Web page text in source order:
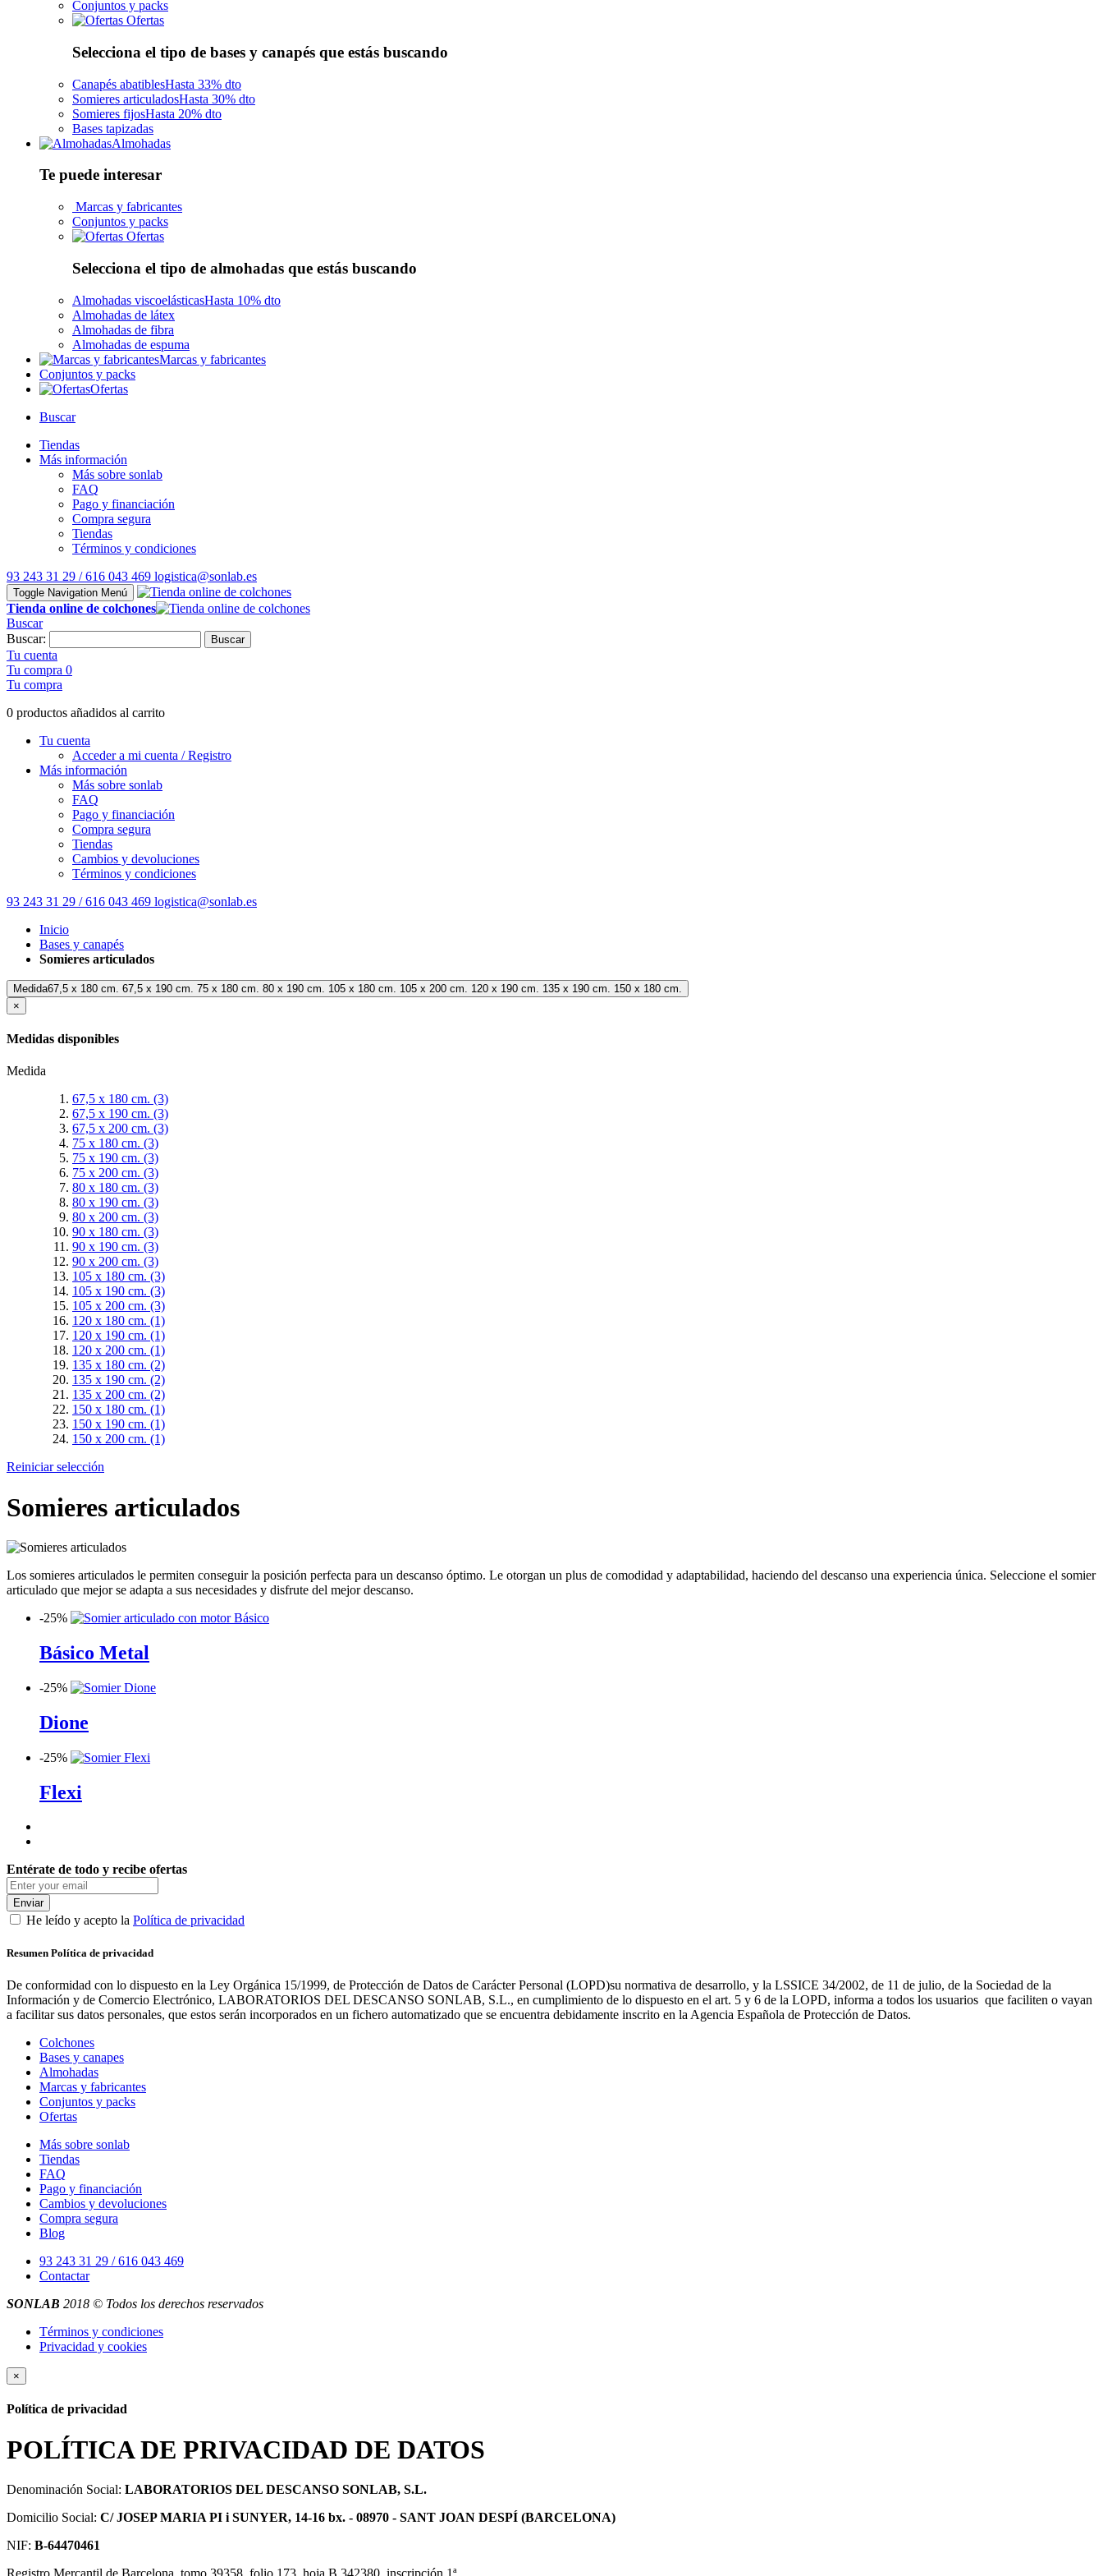
Conjuntos y packs
Ofertas
Selecciona el tipo de bases y canapés que estás buscando
Canapés abatiblesHasta 33% dto
Somieres articuladosHasta 30% dto
Somieres fijosHasta 20% dto
Bases tapizadas
Almohadas
Te puede interesar
Marcas y fabricantes
Conjuntos y packs
Ofertas
Selecciona el tipo de almohadas que estás buscando
Almohadas viscoelásticasHasta 10% dto
Almohadas de látex
Almohadas de fibra
Almohadas de espuma
Marcas y fabricantes
Conjuntos y packs
Ofertas
Buscar
Tiendas
Más información
Más sobre sonlab
FAQ
Pago y financiación
Compra segura
Tiendas
Términos y condiciones
93 243 31 29 / 616 043 469 logistica@sonlab.es
Toggle Navigation Menú
Tienda online de colchones
Buscar
Buscar:
Buscar
Tu cuenta
Tu compra 0
Tu compra
0 productos añadidos al carrito
Tu cuenta
Acceder a mi cuenta / Registro
Más información
Más sobre sonlab
FAQ
Pago y financiación
Compra segura
Tiendas
Cambios y devoluciones
Términos y condiciones
93 243 31 29 / 616 043 469 logistica@sonlab.es
Inicio
Bases y canapés
Somieres articulados
Medida67,5 x 180 cm. 67,5 x 190 cm. 75 x 180 cm. 80 x 190 cm. 105 x 180 cm. 105 x 200 cm. 120 x 190 cm. 135 x 190 cm. 150 x 180 cm.
×
Medidas disponibles
Medida
67,5 x 180 cm. (3)
67,5 x 190 cm. (3)
67,5 x 200 cm. (3)
75 x 180 cm. (3)
75 x 190 cm. (3)
75 x 200 cm. (3)
80 x 180 cm. (3)
80 x 190 cm. (3)
80 x 200 cm. (3)
90 x 180 cm. (3)
90 x 190 cm. (3)
90 x 200 cm. (3)
105 x 180 cm. (3)
105 x 190 cm. (3)
105 x 200 cm. (3)
120 x 180 cm. (1)
120 x 190 cm. (1)
120 x 200 cm. (1)
135 x 180 cm. (2)
135 x 190 cm. (2)
135 x 200 cm. (2)
150 x 180 cm. (1)
150 x 190 cm. (1)
150 x 200 cm. (1)
Reiniciar selección
Somieres articulados
Los somieres articulados le permiten conseguir la posición perfecta para un descanso óptimo. Le otorgan un plus de comodidad y adaptabilidad, haciendo del descanso una experiencia única. Seleccione el somier
articulado que mejor se adapta a sus necesidades y disfrute del mejor descanso.
-25%
Básico Metal
-25%
Dione
-25%
Flexi
Entérate de todo y recibe ofertas
Enviar
He leído y acepto la Política de privacidad
Resumen Política de privacidad
De conformidad con lo dispuesto en la Ley Orgánica 15/1999, de Protección de Datos de Carácter Personal (LOPD)su normativa de desarrollo, y la LSSICE 34/2002, de 11 de julio, de la Sociedad de la
Información y de Comercio Electrónico, LABORATORIOS DEL DESCANSO SONLAB, S.L., en cumplimiento de lo dispuesto en el art. 5 y 6 de la LOPD, informa a todos los usuarios que faciliten o vayan
a facilitar sus datos personales, que estos serán incorporados en un fichero automatizado que se encuentra debidamente inscrito en la Agencia Española de Protección de Datos.
Colchones
Bases y canapes
Almohadas
Marcas y fabricantes
Conjuntos y packs
Ofertas
Más sobre sonlab
Tiendas
FAQ
Pago y financiación
Cambios y devoluciones
Compra segura
Blog
93 243 31 29 / 616 043 469
Contactar
SONLAB 2018 © Todos los derechos reservados
Términos y condiciones
Privacidad y cookies
×
Política de privacidad
POLÍTICA DE PRIVACIDAD DE DATOS
Denominación Social: LABORATORIOS DEL DESCANSO SONLAB, S.L.
Domicilio Social: C/ JOSEP MARIA PI i SUNYER, 14-16 bx. - 08970 - SANT JOAN DESPÍ (BARCELONA)
NIF: B-64470461
Registro Mercantil de Barcelona, tomo 39358, folio 173, hoja B 342380, inscripción 1ª.